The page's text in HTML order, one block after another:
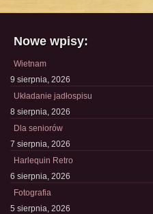
Nowe wpisy:
Wietnam
9 sierpnia, 2026
Układanie jadłospisu
8 sierpnia, 2026
Dla seniorów
7 sierpnia, 2026
Harlequin Retro
6 sierpnia, 2026
Fotografia
5 sierpnia, 2026